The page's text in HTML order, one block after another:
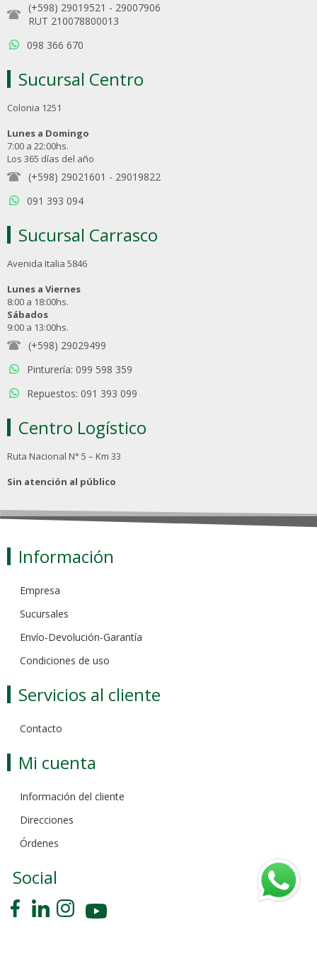
(+598) 29019521 - 29007906
RUT 210078800013
098 366 670
Sucursal Centro
Colonia 1251
Lunes a Domingo
7:00 a 22:00hs.
Los 365 días del año
(+598) 29021601 - 29019822
091 393 094
Sucursal Carrasco
Avenida Italia 5846
Lunes a Viernes
8:00 a 18:00hs.
Sábados
9:00 a 13:00hs.
(+598) 29029499
Pinturería: 099 598 359
Repuestos: 091 393 099
Centro Logístico
Ruta Nacional N° 5 – Km 33
Sin atención al público
Información
Empresa
Sucursales
Envío-Devolución-Garantía
Condiciones de uso
Servicios al cliente
Contacto
Mi cuenta
Información del cliente
Direcciones
Órdenes
Social